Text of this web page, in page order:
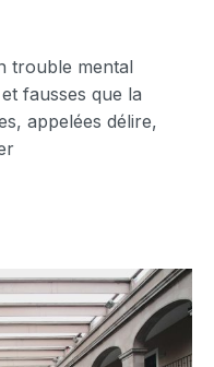
trouble mental
fausses que la
appelées délire,